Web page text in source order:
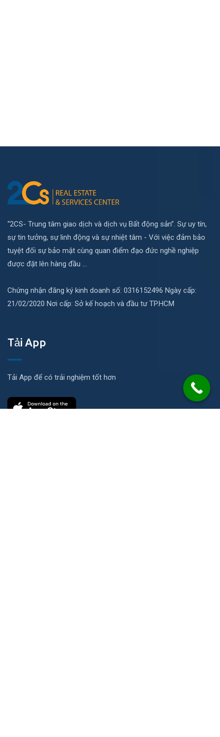
“2CS- Trung tâm giao dịch và dịch vụ Bất động sản”. Sự uy tín,
sự tin tưởng, sự linh động và sự nhiệt tâm - Với việc đảm bảo
tuyệt đối sự bảo mật cùng quan điểm đạo đức nghề nghiệp
được đặt lên hàng đầu ...
Chứng nhận đăng ký kinh doanh số: 0316152496 Ngày cấp:
21/02/2020 Nơi cấp: Sở kế hoạch và đầu tư TP.HCM
Tải App
Tải App để có trải nghiệm tốt hơn